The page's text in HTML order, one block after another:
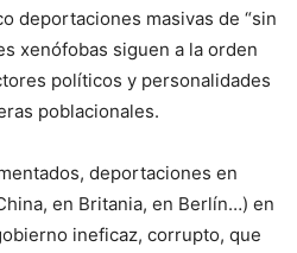
deportaciones masivas de “sin
xenófobas siguen a la orden
políticos y personalidades
poblacionales.
deportaciones en
en Britania, en Berlín…) en
ineficaz, corrupto, que